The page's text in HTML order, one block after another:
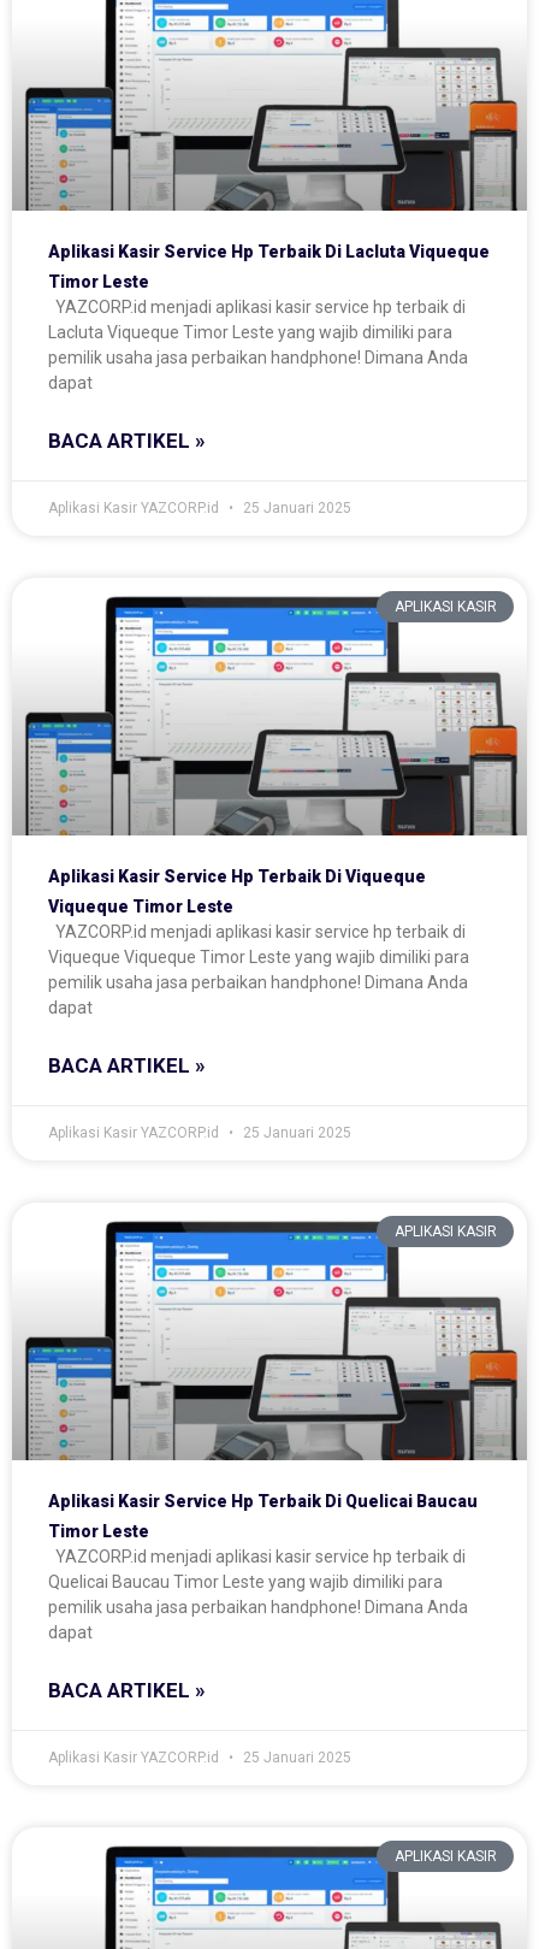
Aplikasi Kasir Service Hp Terbaik Di Lacluta Viqueque
Timor Leste
YAZCORP.id menjadi aplikasi kasir service hp terbaik di
Lacluta Viqueque Timor Leste yang wajib dimiliki para
pemilik usaha jasa perbaikan handphone! Dimana Anda
dapat
BACA ARTIKEL »
Aplikasi Kasir YAZCORP.id 25 Januari 2025
APLIKASI KASIR
Aplikasi Kasir Service Hp Terbaik Di Viqueque
Viqueque Timor Leste
YAZCORP.id menjadi aplikasi kasir service hp terbaik di
Viqueque Viqueque Timor Leste yang wajib dimiliki para
pemilik usaha jasa perbaikan handphone! Dimana Anda
dapat
BACA ARTIKEL »
Aplikasi Kasir YAZCORP.id 25 Januari 2025
APLIKASI KASIR
Aplikasi Kasir Service Hp Terbaik Di Quelicai Baucau
Timor Leste
YAZCORP.id menjadi aplikasi kasir service hp terbaik di
Quelicai Baucau Timor Leste yang wajib dimiliki para
pemilik usaha jasa perbaikan handphone! Dimana Anda
dapat
BACA ARTIKEL »
Aplikasi Kasir YAZCORP.id 25 Januari 2025
APLIKASI KASIR